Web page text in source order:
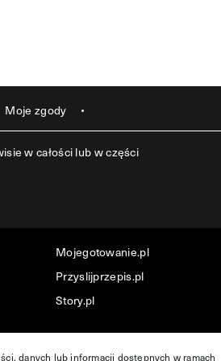
Moje zgody
w całości lub w części
Mojegotowanie.pl
Przyslijprzepis.pl
Story.pl
danych lub informacji dostępnych w ramach